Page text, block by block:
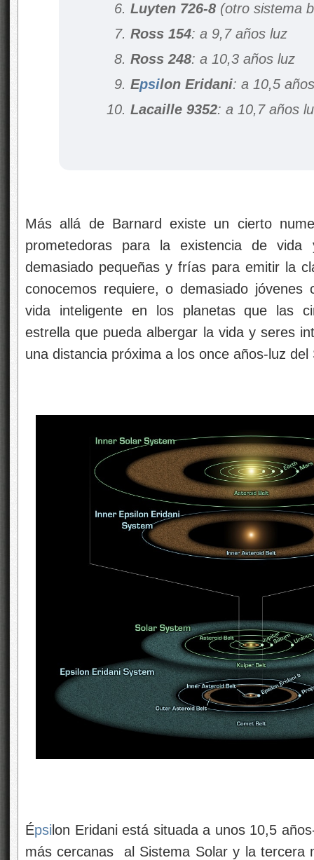
Luyten 726-8(otro sistema
Ross 154: a 9,7 años luz
Ross 248: a 10,3 años luz
Epsilon Eridani: a 10,5
Lacaille 9352: a 10,7 años
Más allá de Barnard existe un cierto
prometedoras para la existencia de
demasiado pequeñas y frías para emitir la
conocemos requiere, o demasiado
vida inteligente en los planetas que las
estrella que pueda albergar la vida y seres
una distancia próxima a los once años-luz del
Épsi lon Eridani está situada a unos 10,5
más cercanas al Sistema Solar y la tercera